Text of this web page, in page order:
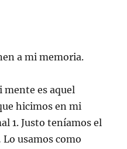
a mi memoria.
mente es aquel
hicimos en mi
1. Justo teníamos el
Lo usamos como